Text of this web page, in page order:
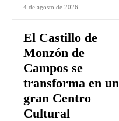
4 de agosto de 2026
El Castillo de
Monzón de
Campos se
transforma en un
gran Centro
Cultural